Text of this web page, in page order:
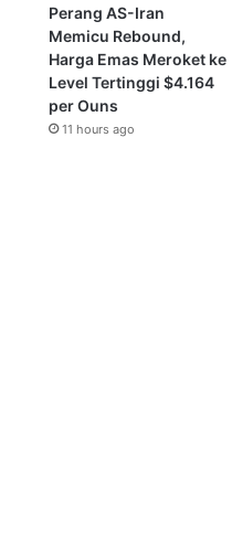
Perang AS-Iran
Memicu Rebound,
Harga Emas Meroket ke
Level Tertinggi $4.164
per Ouns
11 hours ago